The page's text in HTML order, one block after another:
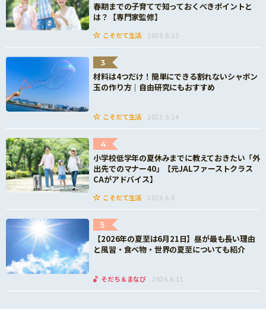
春期までの子育てで知っておくべきポイントと
は？【専門家監修】
こそだて生活 2026.6.15
3
材料は4つだけ！簡単にできる割れないシャボン
玉の作り方｜自由研究にもおすすめ
こそだて生活 2023.5.14
4
小学校低学年の夏休みまでに教えておきたい「外
出先でのマナー40」【元JALファーストクラス
CAがアドバイス】
こそだて生活 2026.6.8
5
【2026年の夏至は6月21日】昼が最も長い理由
と風習・食べ物・世界の夏至についても紹介
そだち＆まなび 2026.6.11